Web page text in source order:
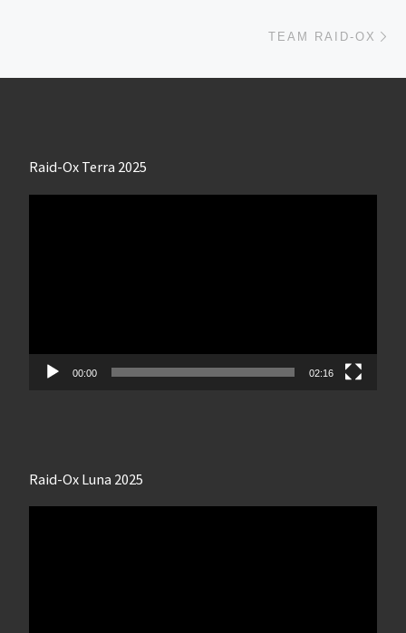
TEAM RAID-OX
Raid-Ox Terra 2025
00:00 02:16
Raid-Ox Luna 2025